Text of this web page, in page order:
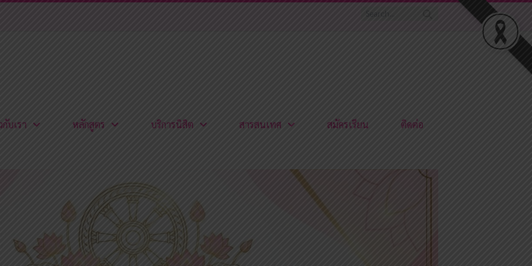
กับเรา หลักสูตร บริการนิสิต สารสนเทศ สมัครเรียน ติดต่อ